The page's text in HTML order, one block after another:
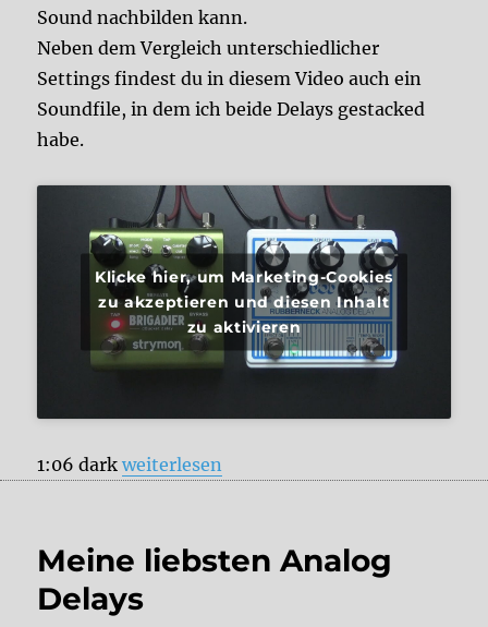
Sound nachbilden kann.
Neben dem Vergleich unterschiedlicher
Settings findest du in diesem Video auch ein
Soundfile, in dem ich beide Delays gestacked
habe.
Klicke hier, um Marketing-Cookies
zu akzeptieren und diesen Inhalt
zu aktivieren
1:06 dark„Strymon Brigadier vs. DOD Rubberneck“
weiterlesen
Meine liebsten Analog
Delays